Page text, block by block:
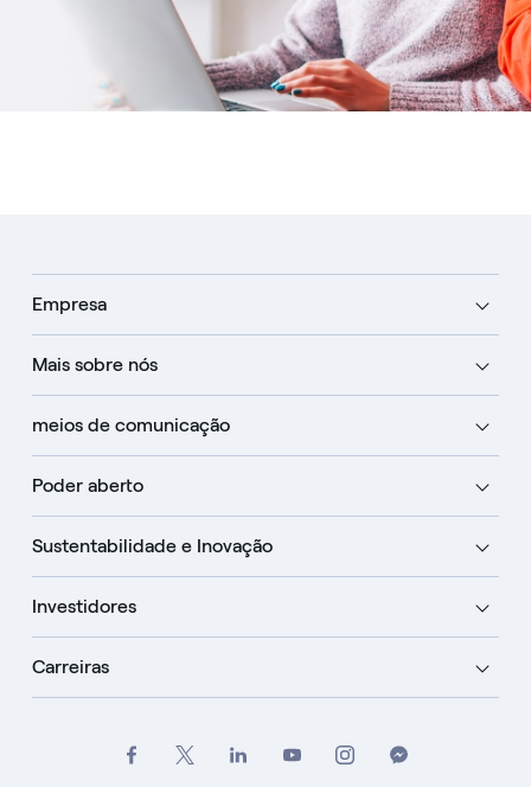
Empresa
Mais sobre nós
meios de comunicação
Poder aberto
Sustentabilidade e Inovação
Investidores
Carreiras